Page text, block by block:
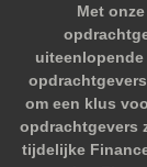
Met
om een klus
opdrachtgevers
tijdelijke